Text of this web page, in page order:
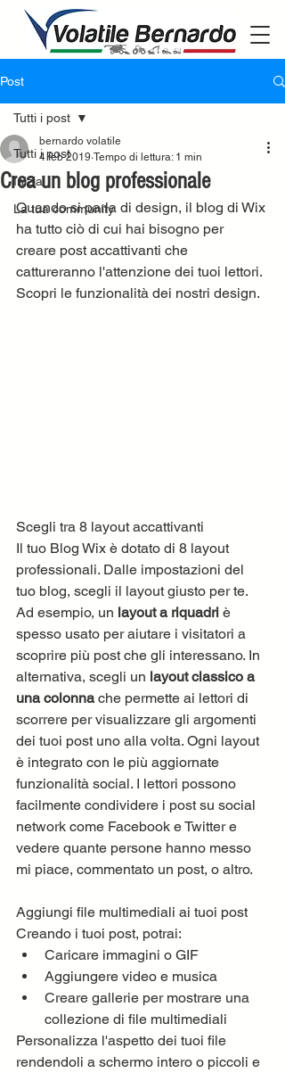
Post
Tutti i post
Inizia
La tua community
Tutti i post
Crea un blog professionale
bernardo volatile
4 feb 2019 Tempo di lettura: 1 min
Quando si parla di design, il blog di Wix
ha tutto ciò di cui hai bisogno per
creare post accattivanti che
cattureranno l'attenzione dei tuoi lettori.
Scopri le funzionalità dei nostri design.
Scegli tra 8 layout accattivanti
Il tuo Blog Wix è dotato di 8 layout
professionali. Dalle impostazioni del
tuo blog, scegli il layout giusto per te.
Ad esempio, un layout a riquadri è
spesso usato per aiutare i visitatori a
scoprire più post che gli interessano. In
alternativa, scegli un layout classico a
una colonna che permette ai lettori di
scorrere per visualizzare gli argomenti
dei tuoi post uno alla volta. Ogni layout
è integrato con le più aggiornate
funzionalità social. I lettori possono
facilmente condividere i post su social
network come Facebook e Twitter e
vedere quante persone hanno messo
mi piace, commentato un post, o altro.
Aggiungi file multimediali ai tuoi post
Creando i tuoi post, potrai:
Caricare immagini o GIF
Aggiungere video e musica
Creare gallerie per mostrare una
collezione di file multimediali
Personalizza l'aspetto dei tuoi file
rendendoli a schermo intero o piccoli e